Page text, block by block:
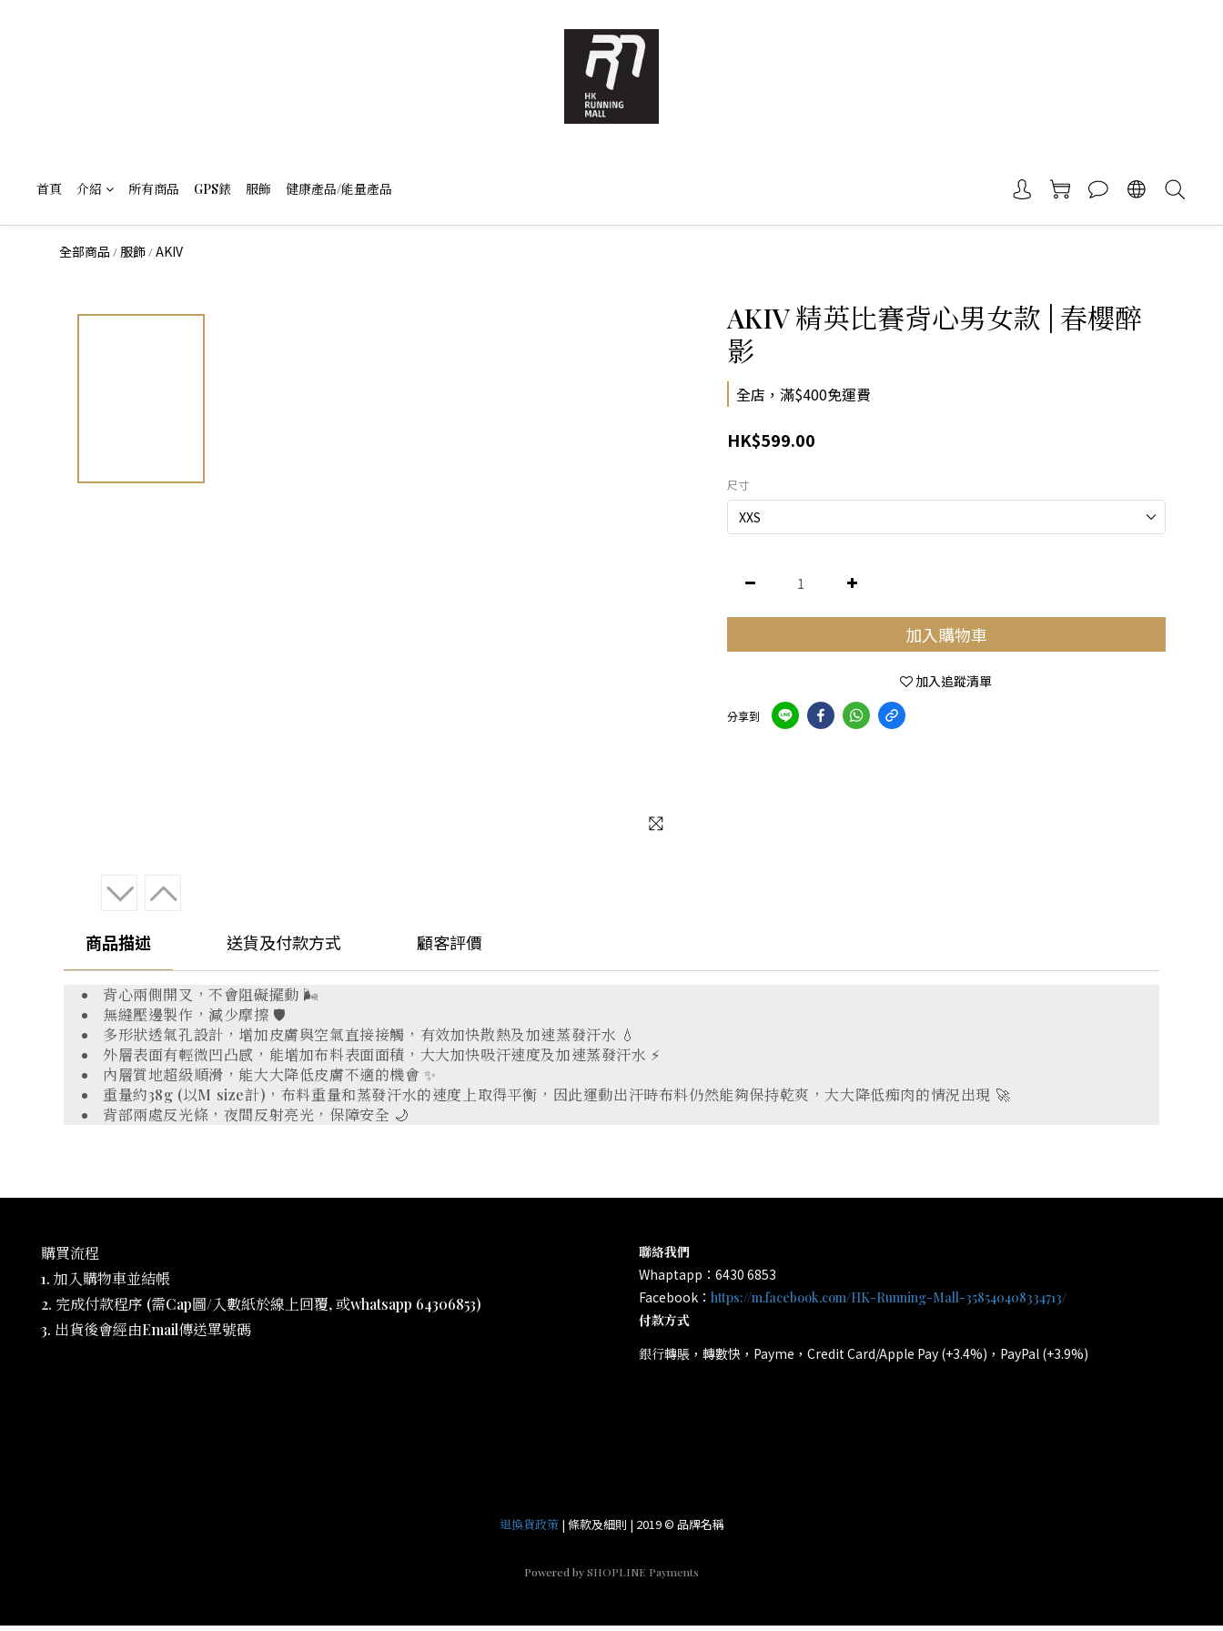
首頁 介紹 所有商品 GPS錶 服飾 健康產品/能量產品
全部商品 /服飾 /AKIV
AKIV 精英比賽背心男女款 | 春櫻醉
影
全店，滿$400免運費
HK$599.00
尺寸
加入購物車
加入追蹤清單
分享到
商品描述 送貨及付款方式 顧客評價
背心兩側開叉，不會阻礙擺動 🌬️
無縫壓邊製作，減少摩擦 🛡️
多形狀透氣孔設計，增加皮膚與空氣直接接觸，有效加快散熱及加速蒸發汗水 💧
外層表面有輕微凹凸感，能增加布料表面面積，大大加快吸汗速度及加速蒸發汗水 ⚡
內層質地超級順滑，能大大降低皮膚不適的機會 ✨
重量約38g (以M size計)，布料重量和蒸發汗水的速度上取得平衡，因此運動出汗時布料仍然能夠保持乾爽，大大降低痴肉的情況出現 🚀
背部兩處反光條，夜間反射亮光，保障安全 🌙
購買流程
1. 加入購物車並結帳
2. 完成付款程序 (需Cap圖/入數紙於線上回覆, 或whatsapp 64306853)
3. 出貨後會經由Email傳送單號碼
聯絡我們
Whaptapp：6430 6853
Facebook： https://m.facebook.com/HK-Running-Mall-358540408334713/
付款方式
銀行轉賬，轉數快，Payme，Credit Card/Apple Pay (+3.4%)，PayPal (+3.9%)
退換貨政策| 條款及細則 | 2019 © 品牌名稱
Powered bySHOPLINE Payments